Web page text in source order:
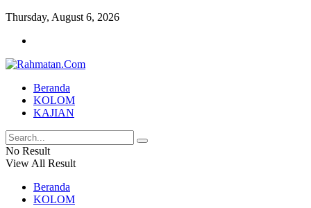
Thursday, August 6, 2026
Beranda
KOLOM
KAJIAN
No Result
View All Result
Beranda
KOLOM